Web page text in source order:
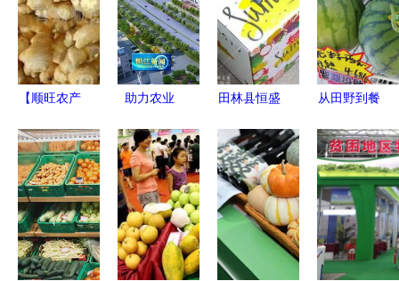
【顺旺农产
姜(来电订
购)(图)
助力农业
合体项目落
户江城，农
产品迎来发
展新机遇
田林县恒盛
匠心打造清
水笋，专注
农产品包装
升级
从田野到餐
产品产销差
价奇大与玩
转新零售的
思考\n\n近
年来，消费